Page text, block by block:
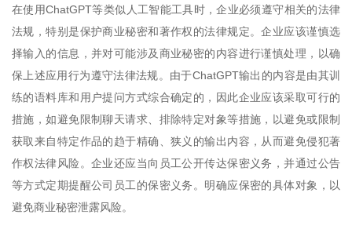
在使用ChatGPT等类似人工智能工具时，企业必须遵守相关的法律
法规，特别是保护商业秘密和著作权的法律规定。企业应该谨慎选
择输入的信息，并对可能涉及商业秘密的内容进行谨慎处理，以确
保上述应用行为遵守法律法规。由于ChatGPT输出的内容是由其训
练的语料库和用户提问方式综合确定的，因此企业应该采取可行的
措施，如避免限制聊天请求、排除特定对象等措施，以避免或限制
获取来自特定作品的趋于精确、狭义的输出内容，从而避免侵犯著
作权法律风险。企业还应当向员工公开传达保密义务，并通过公告
等方式定期提醒公司员工的保密义务。明确应保密的具体对象，以
避免商业秘密泄露风险。